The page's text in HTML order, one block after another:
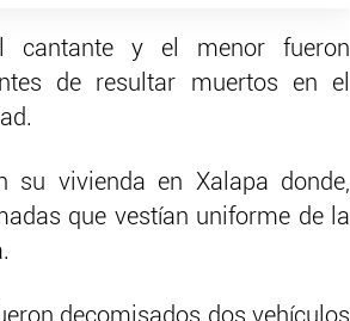
cantante y el menor fueron
de resultar muertos en el
su vivienda en Xalapa donde,
que vestían uniforme de la